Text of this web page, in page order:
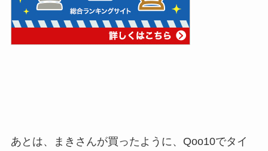
あとは、まきさんが買ったように、Qoo10でタイ